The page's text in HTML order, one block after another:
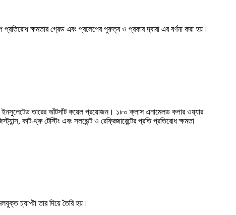
ক্ষমতার গ্রেড এবং প্রলেপের পুরুত্ব ও প্রকার দ্বারা এর বর্ণনা করা হয়।
ইনসুলেটেড তারের আঁটসাঁট কয়েল প্রয়োজন। ১৮০ ক্লাস এনামেলড কপার ওয়্যার
কাট-থ্রু টেস্টিং এবং সলভেন্ট ও রেফ্রিজারেন্টের প্রতি প্রতিরোধ ক্ষমতা
চ্যাপ্টা তার দিয়ে তৈরি হয়।